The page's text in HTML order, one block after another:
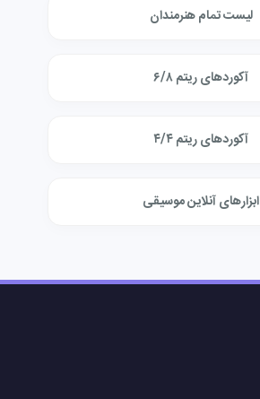
لیست تمام هنرمندان
آکوردهای ریتم ۶/۸
آکوردهای ریتم ۴/۴
ابزارهای آنلاین موسیقی